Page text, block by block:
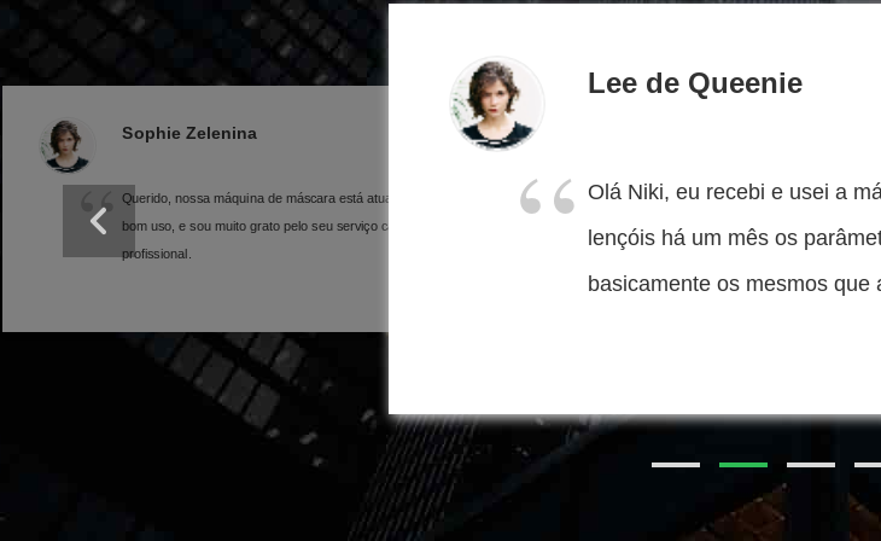
Lee de Queenie
Olá Niki, eu recebi e usei a máquina de embalagem de
lençóis há um mês os parâmetros da máquina são
basicamente os mesmos que as informações que me
Syed Tanve
Querida Holly, a tua máquina
está a funcionar tão bem na
funciona bem na primeira